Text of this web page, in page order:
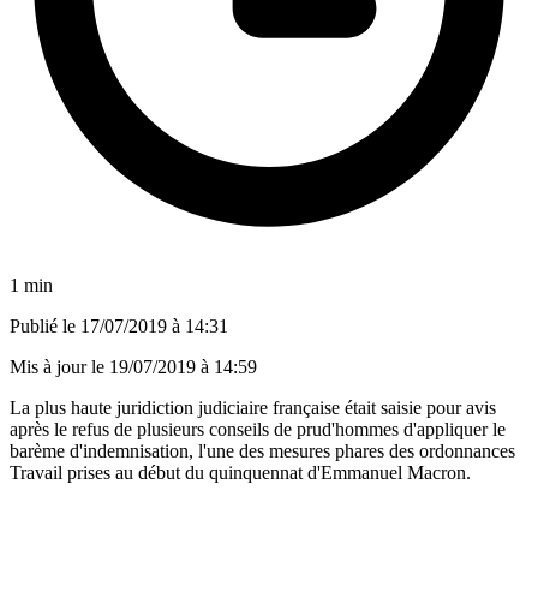
1 min
Publié le 17/07/2019 à 14:31
Mis à jour le 19/07/2019 à 14:59
La plus haute juridiction judiciaire française était saisie pour avis
après le refus de plusieurs conseils de prud'hommes d'appliquer le
barème d'indemnisation, l'une des mesures phares des ordonnances
Travail prises au début du quinquennat d'Emmanuel Macron.